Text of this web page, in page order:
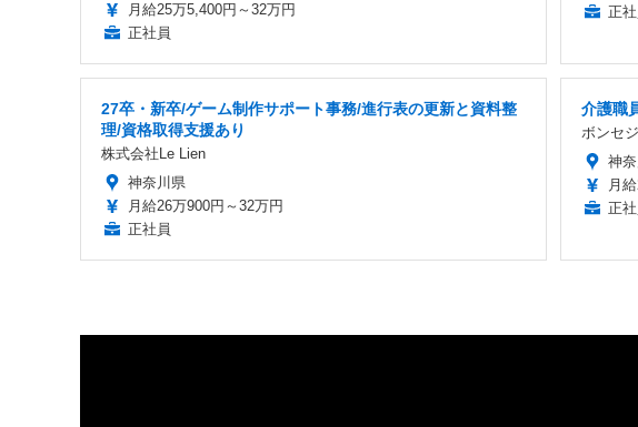
月給25万5,400円～32万円
正社員
正社
27卒・新卒/ゲーム制作サポート事務/進行表の更新と資料整
理/資格取得支援あり
株式会社Le Lien
神奈川県
月給26万900円～32万円
正社員
介護職
ボンセ
神
月
正社